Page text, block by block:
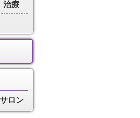
治療
ロン